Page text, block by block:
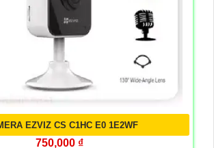
EZVIZ CS C1HC E0 1E2WF
750,000 ₫